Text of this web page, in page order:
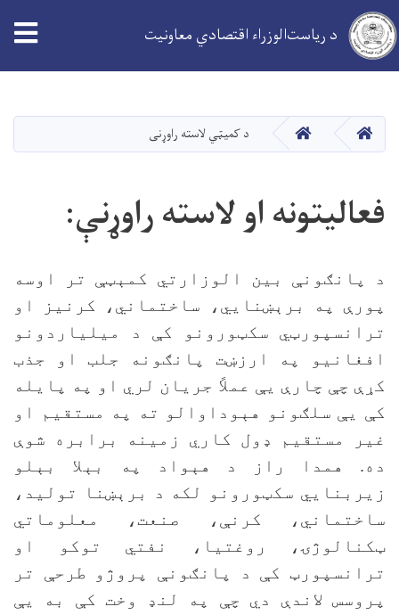
دانګل
د ریاست‌الوزراء اقتصادي معاونیت
کور کور د کمیټي لاسته راوړنی
فعالیتونه او لاسته راوړنې:
د پانګونې بین الوزارتي کمېټې تر اوسه
پورې په برېښنايي، ساختماني، کرنیز او
ترانسپورټي سکټورونو کې د میلیاردونو
افغانیو په ارزښت پانګونه جلب او جذب
کړې چې چارې یې عملاً جریان لري او په پایله
کې یې سلګونو هېوداوالو ته په مستقیم او
غیر مستقیم ډول کاري زمینه برابره شوې
ده. همدا راز د هېواد په بېلا بېلو
زیربنایي سکټورونو لکه د برېښنا تولید،
ساختماني، کرنې، صنعت، معلوماتي
ټکنالوژۍ، روغتیا، نفتي توکو او
ترانسپورټ کې د پانګونې پروژو طرحې تر
پروسس لاندې دي چې په لنډ وخت کې به یې